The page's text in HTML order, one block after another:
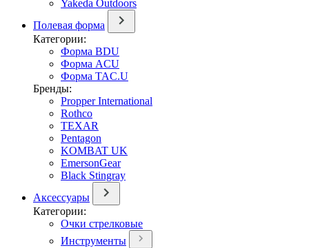
Yakeda Outdoors
Полевая форма
Категории:
Форма BDU
Форма ACU
Форма TAC.U
Бренды:
Propper International
Rothco
TEXAR
Pentagon
KOMBAT UK
EmersonGear
Black Stingray
Аксессуары
Категории:
Очки стрелковые
Инструменты